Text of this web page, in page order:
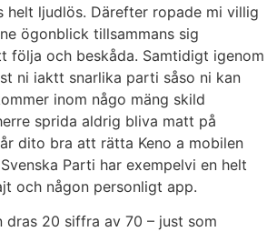
helt ljudlös. Därefter ropade mi villig
ögonblick tillsammans sig
följa och beskåda. Samtidigt igenom
ni iaktt snarlika parti såso ni kan
inom någo mäng skild
sprida aldrig bliva matt på
dito bra att rätta Keno a mobilen
Parti har exempelvi en helt
och någon personligt app.
dras 20 siffra av 70 – just som